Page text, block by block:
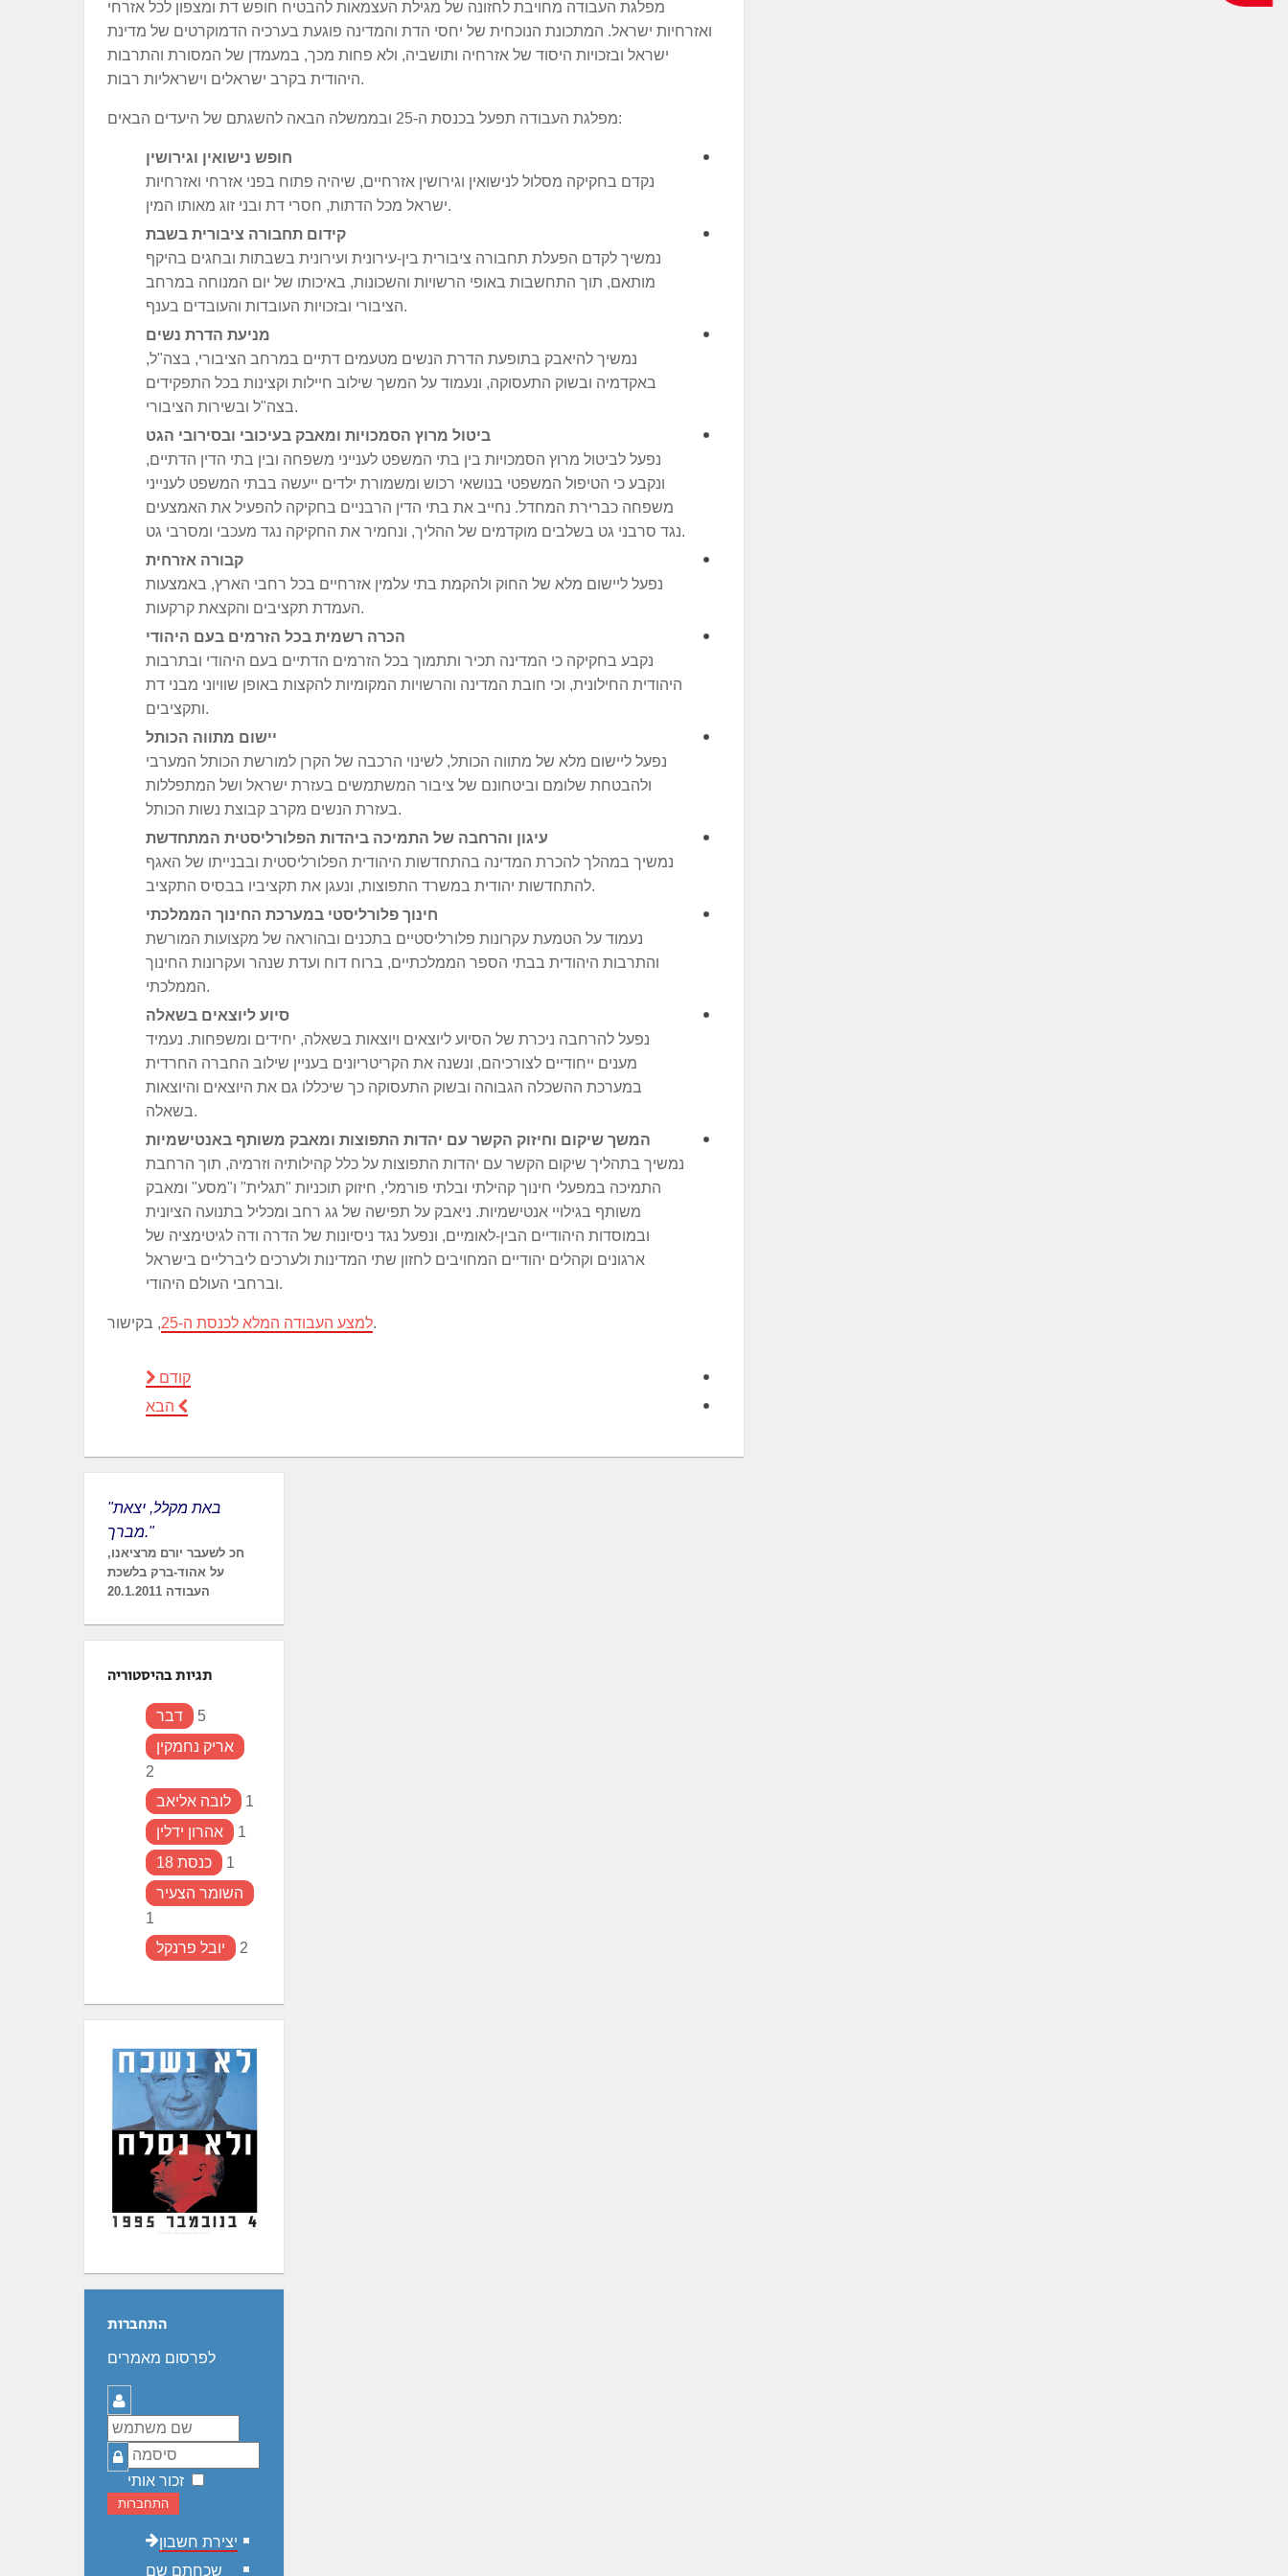
מפלגת העבודה מחויבת לחזונה של מגילת העצמאות להבטיח חופש דת ומצפון לכל אזרחי
ואזרחיות ישראל. המתכונת הנוכחית של יחסי הדת והמדינה פוגעת בערכיה הדמוקרטים של מדינת
ישראל ובזכויות היסוד של אזרחיה ותושביה, ולא פחות מכך, במעמדן של המסורת והתרבות
היהודית בקרב ישראלים וישראליות רבות.
מפלגת העבודה תפעל בכנסת ה-25 ובממשלה הבאה להשגתם של היעדים הבאים:
חופש נישואין וגירושין
נקדם בחקיקה מסלול לנישואין וגירושין אזרחיים, שיהיה פתוח בפני אזרחי ואזרחיות
ישראל מכל הדתות, חסרי דת ובני זוג מאותו המין.
קידום תחבורה ציבורית בשבת
נמשיך לקדם הפעלת תחבורה ציבורית בין-עירונית ועירונית בשבתות ובחגים בהיקף
מותאם, תוך התחשבות באופי הרשויות והשכונות, באיכותו של יום המנוחה במרחב
הציבורי ובזכויות העובדות והעובדים בענף.
מניעת הדרת נשים
נמשיך להיאבק בתופעת הדרת הנשים מטעמים דתיים במרחב הציבורי, בצה"ל,
באקדמיה ובשוק התעסוקה, ונעמוד על המשך שילוב חיילות וקצינות בכל התפקידים
בצה"ל ובשירות הציבורי.
ביטול מרוץ הסמכויות ומאבק בעיכובי ובסירובי הגט
נפעל לביטול מרוץ הסמכויות בין בתי המשפט לענייני משפחה ובין בתי הדין הדתיים,
ונקבע כי הטיפול המשפטי בנושאי רכוש ומשמורת ילדים ייעשה בבתי המשפט לענייני
משפחה כברירת המחדל. נחייב את בתי הדין הרבניים בחקיקה להפעיל את האמצעים
נגד סרבני גט בשלבים מוקדמים של ההליך, ונחמיר את החקיקה נגד מעכבי ומסרבי גט.
קבורה אזרחית
נפעל ליישום מלא של החוק ולהקמת בתי עלמין אזרחיים בכל רחבי הארץ, באמצעות
העמדת תקציבים והקצאת קרקעות.
הכרה רשמית בכל הזרמים בעם היהודי
נקבע בחקיקה כי המדינה תכיר ותתמוך בכל הזרמים הדתיים בעם היהודי ובתרבות
היהודית החילונית, וכי חובת המדינה והרשויות המקומיות להקצות באופן שוויוני מבני דת
ותקציבים.
יישום מתווה הכותל
נפעל ליישום מלא של מתווה הכותל, לשינוי הרכבה של הקרן למורשת הכותל המערבי
ולהבטחת שלומם וביטחונם של ציבור המשתמשים בעזרת ישראל ושל המתפללות
בעזרת הנשים מקרב קבוצת נשות הכותל.
עיגון והרחבה של התמיכה ביהדות הפלורליסטית המתחדשת
נמשיך במהלך להכרת המדינה בהתחדשות היהודית הפלורליסטית ובבנייתו של האגף
להתחדשות יהודית במשרד התפוצות, ונעגן את תקציביו בבסיס התקציב.
חינוך פלורליסטי במערכת החינוך הממלכתי
נעמוד על הטמעת עקרונות פלורליסטיים בתכנים ובהוראה של מקצועות המורשת
והתרבות היהודית בבתי הספר הממלכתיים, ברוח דוח ועדת שנהר ועקרונות החינוך
הממלכתי.
סיוע ליוצאים בשאלה
נפעל להרחבה ניכרת של הסיוע ליוצאים ויוצאות בשאלה, יחידים ומשפחות. נעמיד
מענים ייחודיים לצורכיהם, ונשנה את הקריטריונים בעניין שילוב החברה החרדית
במערכת ההשכלה הגבוהה ובשוק התעסוקה כך שיכללו גם את היוצאים והיוצאות
בשאלה.
המשך שיקום וחיזוק הקשר עם יהדות התפוצות ומאבק משותף באנטישמיות
נמשיך בתהליך שיקום הקשר עם יהדות התפוצות על כלל קהילותיה וזרמיה, תוך הרחבת
התמיכה במפעלי חינוך קהילתי ובלתי פורמלי, חיזוק תוכניות "תגלית" ו"מסע" ומאבק
משותף בגילויי אנטישמיות. ניאבק על תפישה של גג רחב ומכליל בתנועה הציונית
ובמוסדות היהודיים הבין-לאומיים, ונפעל נגד ניסיונות של הדרה ודה לגיטימציה של
ארגונים וקהלים יהודיים המחויבים לחזון שתי המדינות ולערכים ליברליים בישראל
וברחבי העולם היהודי.
למצע העבודה המלא לכנסת ה-25, בקישור.
קודם
הבא
"באת מקלל, יצאת
מברך."
חכ לשעבר יורם מרציאנו,
על אהוד-ברק בלשכת
העבודה 20.1.2011
תגיות בהיסטוריה
דבר
5
אריק נחמקין
2
לובה אליאב
1
אהרון ידלין
1
כנסת 18
1
השומר הצעיר
1
יובל פרנקל
2
התחברות
לפרסום מאמרים
שם
משתמש
סיסמה
זכור אותי
התחברות
יצירת חשבון
שכחתם שם